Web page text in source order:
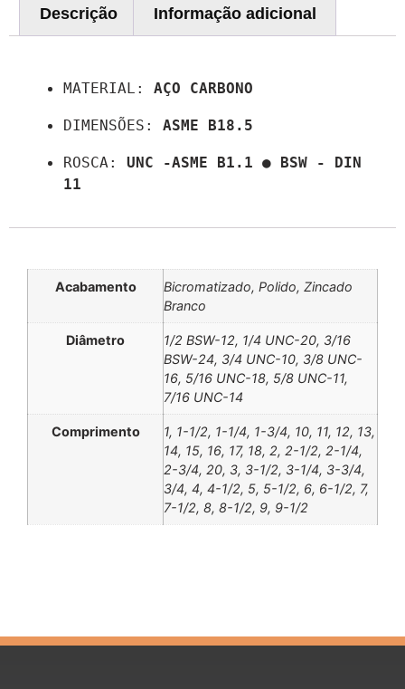
Descrição Informação adicional
MATERIAL: AÇO CARBONO
DIMENSÕES: ASME B18.5
ROSCA: UNC -ASME B1.1 ● BSW - DIN
11
Acabamento
Bicromatizado, Polido, Zincado
Branco
Diâmetro
1/2 BSW-12, 1/4 UNC-20, 3/16
BSW-24, 3/4 UNC-10, 3/8 UNC-
16, 5/16 UNC-18, 5/8 UNC-11,
7/16 UNC-14
Comprimento
1, 1-1/2, 1-1/4, 1-3/4, 10, 11, 12, 13,
14, 15, 16, 17, 18, 2, 2-1/2, 2-1/4,
2-3/4, 20, 3, 3-1/2, 3-1/4, 3-3/4,
3/4, 4, 4-1/2, 5, 5-1/2, 6, 6-1/2, 7,
7-1/2, 8, 8-1/2, 9, 9-1/2